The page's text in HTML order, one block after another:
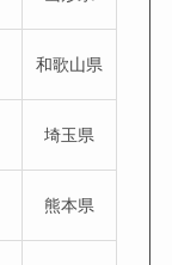
和歌山県
埼玉県
熊本県